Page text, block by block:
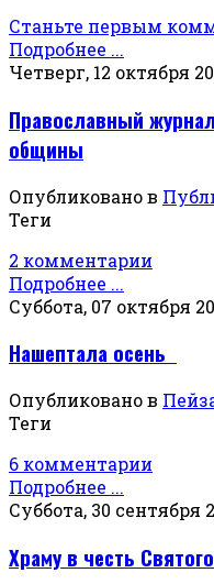
Станьте первым
Подробнее ...
Четверг, 12 октября
Православный
общины
Опубликовано в
Теги
2 комментарии
Подробнее ...
Суббота, 07 октября
Нашептала осень
Опубликовано в
Теги
6 комментарии
Подробнее ...
Суббота, 30 сентября
Храму в честь